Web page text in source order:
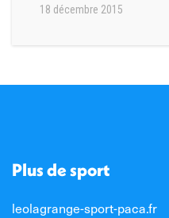
18 décembre 2015
Plus de sport
leolagrange-sport-paca.fr